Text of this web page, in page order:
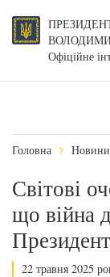
Офіційне
Головна Новини
Світові
що війна
22 травня 2025